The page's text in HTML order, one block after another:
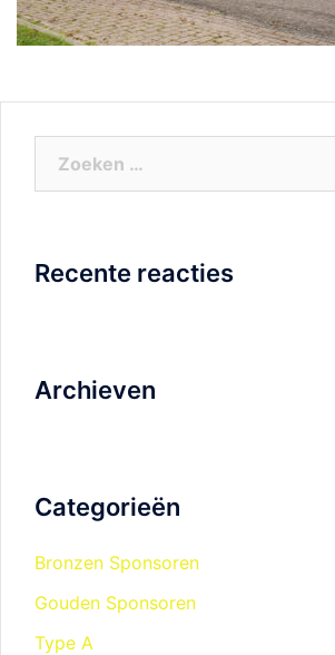
Recente reacties
Archieven
Categorieën
Bronzen Sponsoren
Gouden Sponsoren
Type A